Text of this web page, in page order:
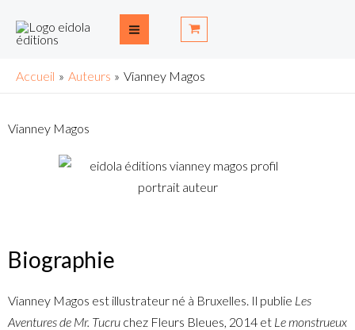
Main
Menu
Accueil Auteurs Vianney Magos
Vianney Magos
Biographie
Vianney Magos est illustrateur né à Bruxelles. Il publie Les
Aventures de Mr. Tucru chez Fleurs Bleues, 2014 et Le monstrueux